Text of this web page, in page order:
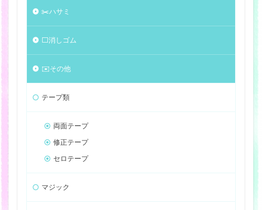
✂️ハサミ
⬜️消しゴム
✉️その他
テープ類
両面テープ
修正テープ
セロテープ
マジック